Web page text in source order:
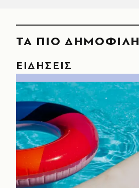
ΤΑ ΠΙΟ ΔΗΜΟΦΙΛΗ
ΕΙΔΗΣΕΙΣ